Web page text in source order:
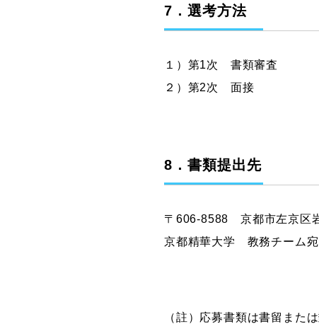
7．選考方法
１）第1次 書類審査
２）第2次 面接
8．書類提出先
〒606-8588 京都市左京区
京都精華大学 教務チーム宛
（註）応募書類は書留また